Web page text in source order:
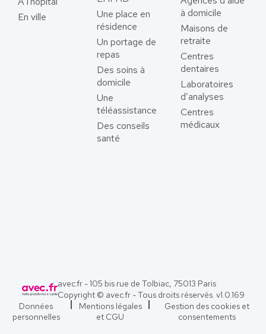
En ville
Une place en
résidence
Un portage de
repas
Des soins à
domicile
Une
téléassistance
Des conseils
santé
à domicile
Maisons de
retraite
Centres
dentaires
Laboratoires
d’analyses
Centres
médicaux
avec.fr - 105 bis rue de Tolbiac, 75013 Paris
Copyright © avec.fr - Tous droits réservés. v1.0.169
Données
personnelles
Mentions légales
et CGU
Gestion des cookies et
consentements